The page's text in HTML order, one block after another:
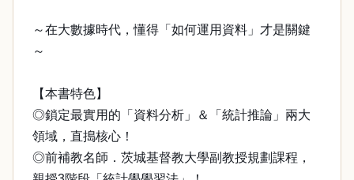
～在大數據時代，懂得「如何運用資料」才是關鍵
～
【本書特色】
◎鎖定最實用的「資料分析」＆「統計推論」兩大
領域，直搗核心！
◎前補教名師．茨城基督教大學副教授規劃課程，